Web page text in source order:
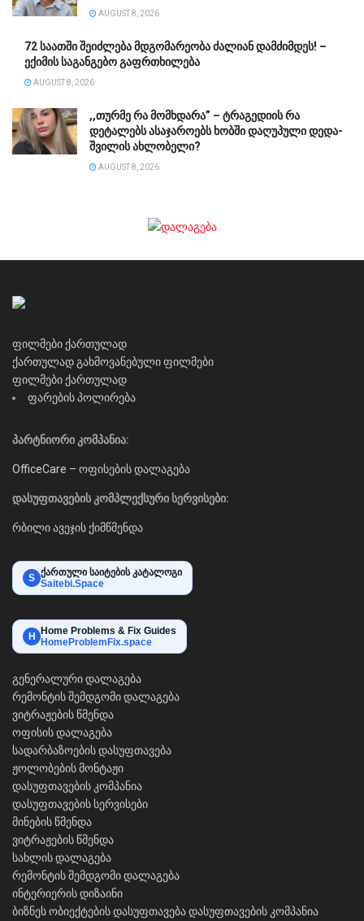
AUGUST 8, 2026
72 საათში შეიძლება მდგომარეობა ძალიან დამძიმდეს! –
ექიმის საგანგებო გაფრთხილება
AUGUST 8, 2026
,,თურმე რა მომხდარა” – ტრაგედიის რა
დეტალებს ასაჯაროებს ხობში დაღუპული დედა-
შვილის ახლობელი?
AUGUST 8, 2026
ფილმები ქართულად
ქართულად გახმოვანებული ფილმები
ფილმები ქართულად
ფარების პოლირება
პარტნიორი კომპანია:
OfficeCare – ოფისების დალაგება
დასუფთავების კომპლექსური სერვისები:
რბილი ავეჯის ქიმწმენდა
S ქართული საიტების კატალოგი
Saitebi.Space
H
Home Problems & Fix Guides
HomeProblemFix.space
გენერალური დალაგება
რემონტის შემდგომი დალაგება
ვიტრაჟების წმენდა
ოფისის დალაგება
სადარბაზოების დასუფთავება
ჟოლობების მონტაჟი
დასუფთავების კომპანია
დასუფთავების სერვისები
მინების წმენდა
ვიტრაჟების წმენდა
სახლის დალაგება
რემონტის შემდგომი დალაგება
ინტერიერის დიზაინი
ბიზნეს ობიექტების დასუფთავებადასუფთავების კომპანია